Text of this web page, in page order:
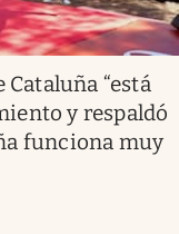
Cataluña “está
y respaldó
funciona muy